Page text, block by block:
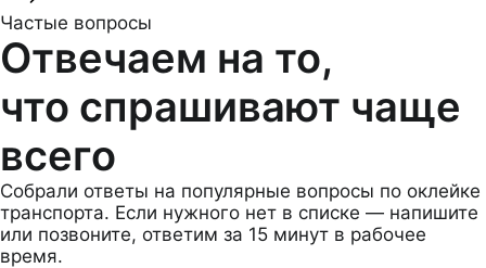
Частые вопросы
Отвечаем на то,
что спрашивают чаще
всего
Собрали ответы на популярные вопросы по оклейке
транспорта. Если нужного нет в списке — напишите
или позвоните, ответим за 15 минут в рабочее
время.